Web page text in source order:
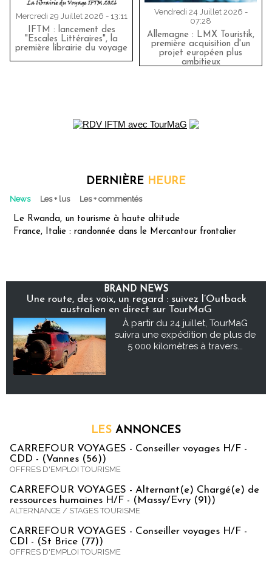
Mercredi 29 Juillet 2026 - 13:11
IFTM : lancement des
"Escales Littéraires", la
première librairie du voyage
Vendredi 24 Juillet 2026 -
07:28
Allemagne : LMX Touristik,
première acquisition d'un
projet européen plus
ambitieux
DERNIÈRE HEURE
News Les + lus Les + commentés
Le Rwanda, un tourisme à haute altitude
France, Italie : randonnée dans le Mercantour frontalier
BRAND NEWS
Une route, des voix, un regard : suivez l’Outback
australien en direct sur TourMaG
À partir du 24 juillet, TourMaG
suivra une expédition de plus de
5 000 kilomètres à travers...
LES ANNONCES
CARREFOUR VOYAGES - Conseiller voyages H/F -
CDD - (Vannes (56))
OFFRES D'EMPLOI TOURISME
CARREFOUR VOYAGES - Alternant(e) Chargé(e) de
ressources humaines H/F - (Massy/Evry (91))
ALTERNANCE / STAGES TOURISME
CARREFOUR VOYAGES - Conseiller voyages H/F -
CDI - (St Brice (77))
OFFRES D'EMPLOI TOURISME